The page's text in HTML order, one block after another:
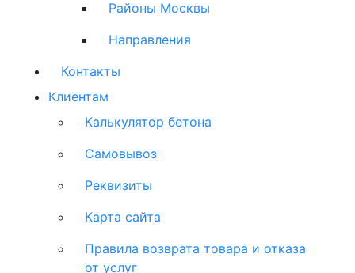
Районы Москвы
Направления
Контакты
Клиентам
Калькулятор бетона
Самовывоз
Реквизиты
Карта сайта
Правила возврата товара и отказа
от услуг